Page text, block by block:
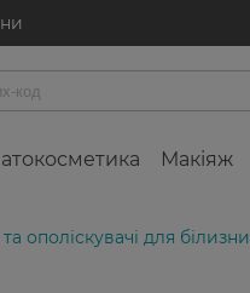
Макіяж
ополіскувачі для білизни